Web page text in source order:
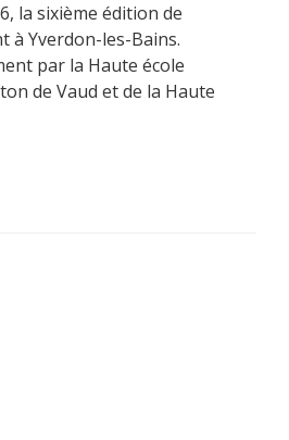
la sixième édition de
à Yverdon-les-Bains.
par la Haute école
de Vaud et de la Haute